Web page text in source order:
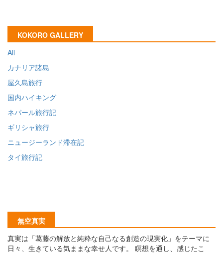
KOKORO GALLERY
All
カナリア諸島
屋久島旅行
国内ハイキング
ネパール旅行記
ギリシャ旅行
ニュージーランド滞在記
タイ旅行記
無空真実
真実は「葛藤の解放と純粋な自己なる創造の現実化」をテーマに
日々、生きている気ままな幸せ人です。 瞑想を通し、感じたこ